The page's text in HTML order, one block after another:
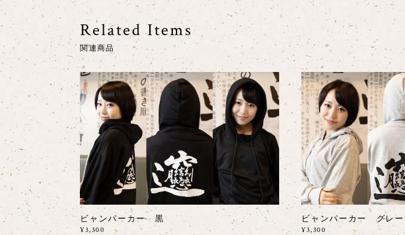
Related Items
関連商品
ビャンパーカー 黒
¥3,300
ビャンパーカー グレー
¥3,300